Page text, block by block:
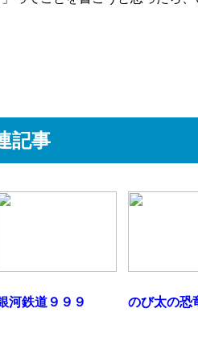
記事
河鉄道９９９ のび太の恐